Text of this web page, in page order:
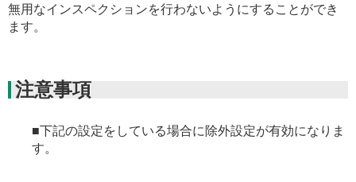
無用なインスペクションを行わないようにすることができ
ます。
注意事項
■下記の設定をしている場合に除外設定が有効になりま
す。